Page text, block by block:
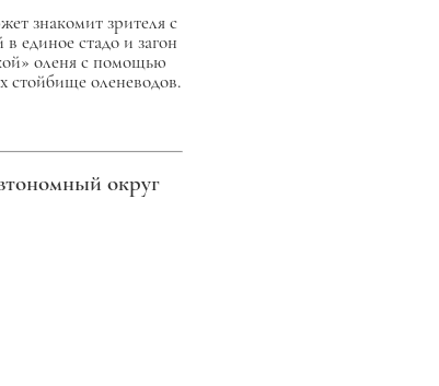
знакомит зрителя с
единое стадо и загон
оленя с помощью
стойбище оленеводов.
округ